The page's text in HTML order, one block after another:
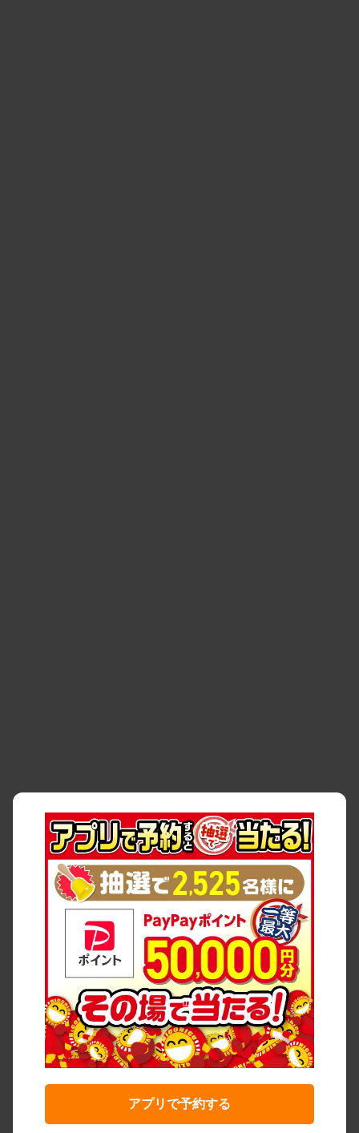
アプリで予約する